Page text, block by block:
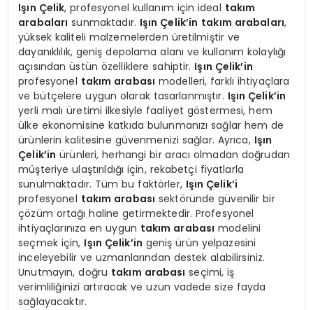
Işın Çelik, profesyonel kullanım için ideal takım
arabaları sunmaktadır. Işın Çelik’in takım arabaları,
yüksek kaliteli malzemelerden üretilmiştir ve
dayanıklılık, geniş depolama alanı ve kullanım kolaylığı
açısından üstün özelliklere sahiptir. Işın Çelik’in
profesyonel takım arabası modelleri, farklı ihtiyaçlara
ve bütçelere uygun olarak tasarlanmıştır. Işın Çelik’in
yerli malı üretimi ilkesiyle faaliyet göstermesi, hem
ülke ekonomisine katkıda bulunmanızı sağlar hem de
ürünlerin kalitesine güvenmenizi sağlar. Ayrıca, Işın
Çelik’in ürünleri, herhangi bir aracı olmadan doğrudan
müşteriye ulaştırıldığı için, rekabetçi fiyatlarla
sunulmaktadır. Tüm bu faktörler, Işın Çelik’i
profesyonel takım arabası sektöründe güvenilir bir
çözüm ortağı haline getirmektedir. Profesyonel
ihtiyaçlarınıza en uygun takım arabası modelini
seçmek için, Işın Çelik’in geniş ürün yelpazesini
inceleyebilir ve uzmanlarından destek alabilirsiniz.
Unutmayın, doğru takım arabası seçimi, iş
verimliliğinizi artıracak ve uzun vadede size fayda
sağlayacaktır.